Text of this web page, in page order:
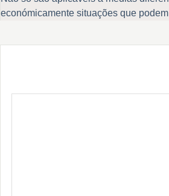
económicamente situações que